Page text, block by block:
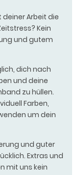
Arbeit die
Kein
und gutem
dich nach
und deine
zu hüllen.
Farben,
um dein
und guter
Extras und
mit uns kein